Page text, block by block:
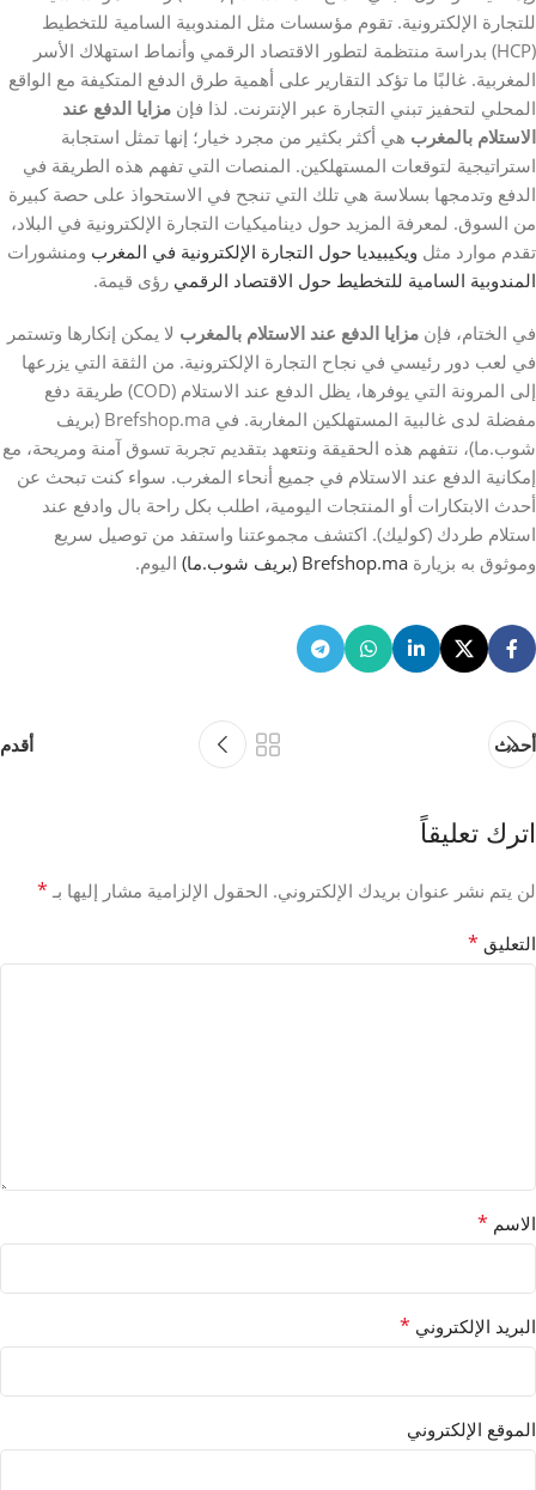
للتجارة الإلكترونية. تقوم مؤسسات مثل المندوبية السامية للتخطيط
(HCP) بدراسة منتظمة لتطور الاقتصاد الرقمي وأنماط استهلاك الأسر
المغربية. غالبًا ما تؤكد التقارير على أهمية طرق الدفع المتكيفة مع الواقع
المحلي لتحفيز تبني التجارة عبر الإنترنت. لذا فإن مزايا الدفع عند
الاستلام بالمغرب هي أكثر بكثير من مجرد خيار؛ إنها تمثل استجابة
استراتيجية لتوقعات المستهلكين. المنصات التي تفهم هذه الطريقة في
الدفع وتدمجها بسلاسة هي تلك التي تنجح في الاستحواذ على حصة كبيرة
من السوق. لمعرفة المزيد حول ديناميكيات التجارة الإلكترونية في البلاد،
تقدم موارد مثل ويكيبيديا حول التجارة الإلكترونية في المغرب ومنشورات
المندوبية السامية للتخطيط حول الاقتصاد الرقمي رؤى قيمة.
في الختام، فإن مزايا الدفع عند الاستلام بالمغرب لا يمكن إنكارها وتستمر
في لعب دور رئيسي في نجاح التجارة الإلكترونية. من الثقة التي يزرعها
إلى المرونة التي يوفرها، يظل الدفع عند الاستلام (COD) طريقة دفع
مفضلة لدى غالبية المستهلكين المغاربة. في Brefshop.ma (بريف
شوب.ما)، نتفهم هذه الحقيقة ونتعهد بتقديم تجربة تسوق آمنة ومريحة، مع
إمكانية الدفع عند الاستلام في جميع أنحاء المغرب. سواء كنت تبحث عن
أحدث الابتكارات أو المنتجات اليومية، اطلب بكل راحة بال وادفع عند
استلام طردك (كوليك). اكتشف مجموعتنا واستفد من توصيل سريع
وموثوق به بزيارة Brefshop.ma (بريف شوب.ما) اليوم.
أحدث أقدم
اترك تعليقاً
لن يتم نشر عنوان بريدك الإلكتروني. الحقول الإلزامية مشار إليها بـ *
التعليق *
الاسم *
البريد الإلكتروني *
الموقع الإلكتروني